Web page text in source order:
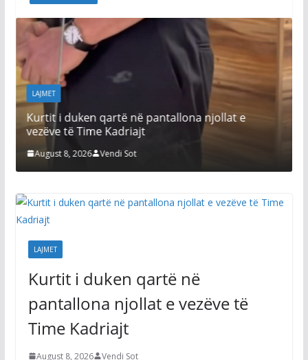
LAJMET
Kurtit i duken qartë në pantallona njollat e
vezëve të Time Kadriajt
August 8, 2026 Vendi Sot
LAJMET
Kurtit i duken qartë në
pantallona njollat e vezëve të
Time Kadriajt
August 8, 2026 Vendi Sot